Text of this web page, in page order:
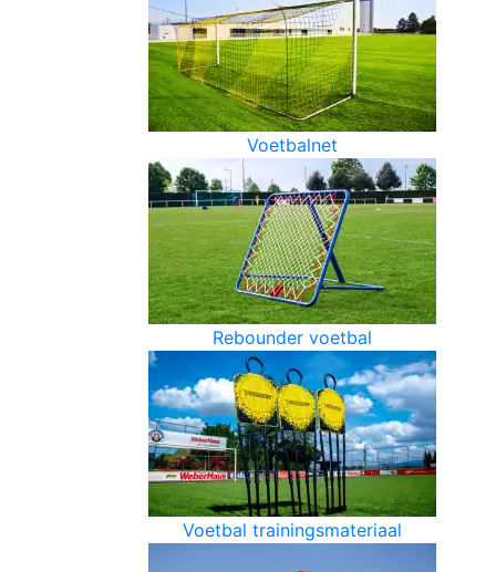
Voetbalnet
Rebounder voetbal
Voetbal trainingsmateriaal